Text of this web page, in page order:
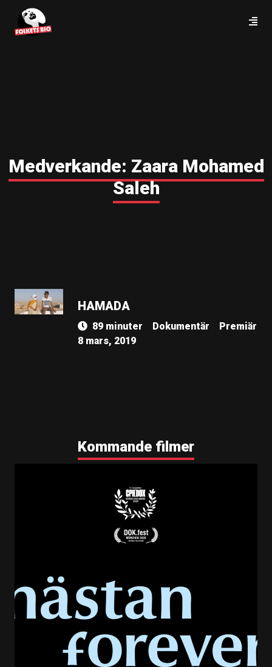
Medverkande: Zaara Mohamed
Saleh
HAMADA
89 minuter Dokumentär
Premiär
8 mars, 2019
Kommande filmer